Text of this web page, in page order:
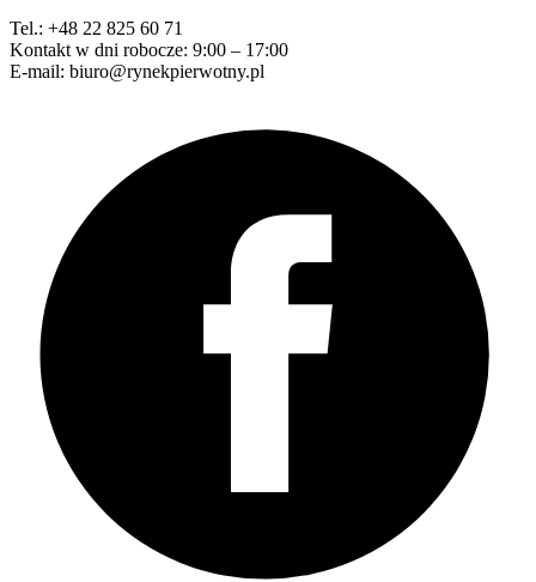
Tel.: +48 22 825 60 71
Kontakt w dni robocze: 9:00 – 17:00
E-mail: biuro@rynekpierwotny.pl